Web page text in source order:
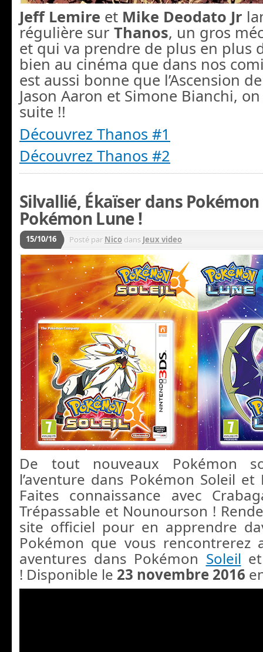
Jeff Lemire et Mike Deodato Jr
régulière sur Thanos, un gros
et qui va prendre de plus en plus
bien au cinéma que dans nos
est aussi bonne que l’Ascension
Jason Aaron et Simone Bianchi,
suite !!
Découvrez Thanos #1
Découvrez Thanos #2
Silvallié, Ékaïser dans
Pokémon Lune !
15/10/16 Posté par Nico dans Jeux video
De tout nouveaux Pokémon
l’aventure dans Pokémon Soleil
Faites connaissance avec
Trépassable et Nounourson !
site officiel pour en apprendre
Pokémon que vous rencontrerez
aventures dans Pokémon Soleil
! Disponible le 23 novembre 2016